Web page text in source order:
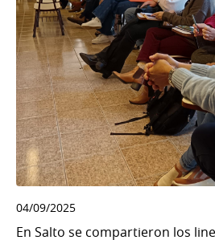
04/09/2025
En Salto se compartieron los